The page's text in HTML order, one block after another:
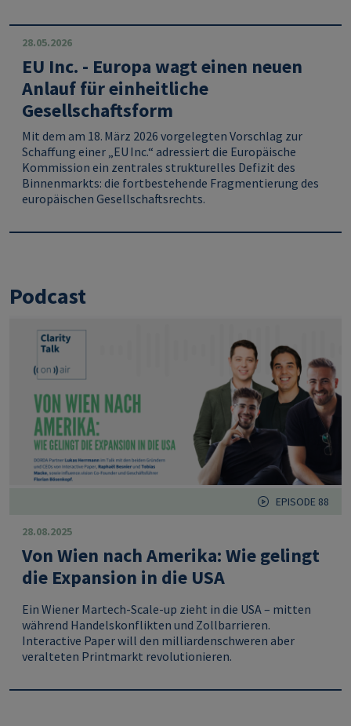
28.05.2026
EU Inc. - Europa wagt einen neuen
Anlauf für einheitliche
Gesellschaftsform
Mit dem am 18. März 2026 vorgelegten Vorschlag zur
Schaffung einer „EU Inc.“ adressiert die Europäische
Kommission ein zentrales strukturelles Defizit des
Binnenmarkts: die fortbestehende Fragmentierung des
europäischen Gesellschaftsrechts.
Podcast
EPISODE 88
28.08.2025
Von Wien nach Amerika: Wie gelingt
die Expansion in die USA
Ein Wiener Martech-Scale-up zieht in die USA – mitten
während Handelskonflikten und Zollbarrieren.
Interactive Paper will den milliardenschweren aber
veralteten Printmarkt revolutionieren.